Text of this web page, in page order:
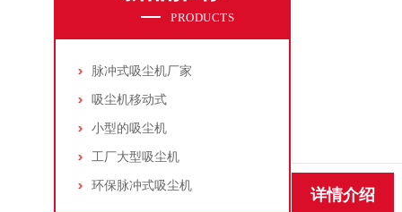
PRODUCTS
脉冲式吸尘机厂家
吸尘机移动式
小型的吸尘机
工厂大型吸尘机
环保脉冲式吸尘机
详情介绍